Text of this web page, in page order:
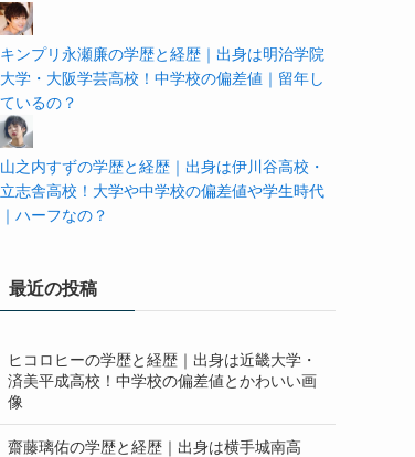
キンプリ永瀬廉の学歴と経歴｜出身は明治学院
大学・大阪学芸高校！中学校の偏差値｜留年し
ているの？
山之内すずの学歴と経歴｜出身は伊川谷高校・
立志舎高校！大学や中学校の偏差値や学生時代
｜ハーフなの？
最近の投稿
ヒコロヒーの学歴と経歴｜出身は近畿大学・
済美平成高校！中学校の偏差値とかわいい画
像
齋藤璃佑の学歴と経歴｜出身は横手城南高